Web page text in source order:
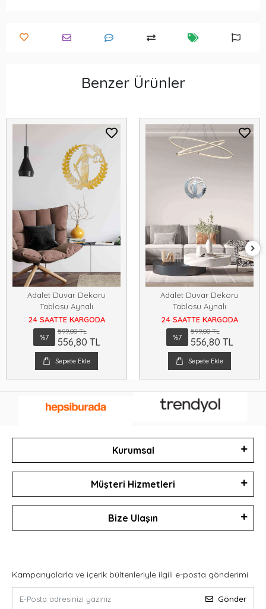
Benzer Ürünler
Adalet Duvar Dekoru
Tablosu Aynalı
24 SAATTE KARGODA
%7
599,00 TL
556,80 TL
Sepete Ekle
Adalet Duvar Dekoru
Tablosu Aynalı
24 SAATTE KARGODA
%7
599,00 TL
556,80 TL
Sepete Ekle
Kurumsal
Müşteri Hizmetleri
Bize Ulaşın
Kampanyalarla ve içerik bültenleriyle ilgili e-posta gönderimi
Gönder